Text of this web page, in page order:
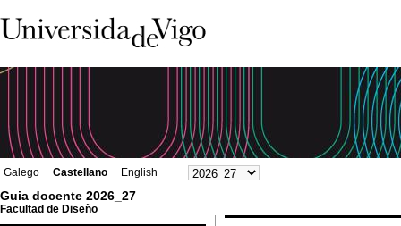
Galego Castellano English
Guia docente 2026_27
Facultad de Diseño